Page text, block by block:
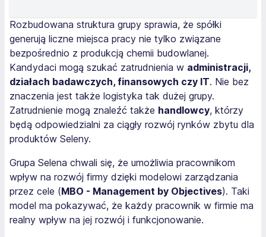
Rozbudowana struktura grupy sprawia, że spółki
generują liczne miejsca pracy nie tylko związane
bezpośrednio z produkcją chemii budowlanej.
Kandydaci mogą szukać zatrudnienia w administracji,
działach badawczych, finansowych czy IT. Nie bez
znaczenia jest także logistyka tak dużej grupy.
Zatrudnienie mogą znaleźć także handlowcy, którzy
będą odpowiedzialni za ciągły rozwój rynków zbytu dla
produktów Seleny.
Grupa Selena chwali się, że umożliwia pracownikom
wpływ na rozwój firmy dzięki modelowi zarządzania
przez cele (MBO - Management by Objectives). Taki
model ma pokazywać, że każdy pracownik w firmie ma
realny wpływ na jej rozwój i funkcjonowanie.